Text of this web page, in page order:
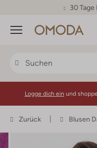
30
Menü
Logge dich ein und
Zurück Blusen